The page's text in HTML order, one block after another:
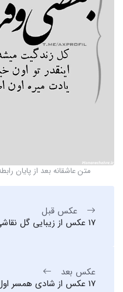
متن عاشقانه بعد از پایان
عکس قبل
17 عکس از زیبایی گل نقاشی بزرگ در دنیای هنر
عکس بعد
17 عکس از شادی همسر اول حبیب لحظه های ناب زندگی